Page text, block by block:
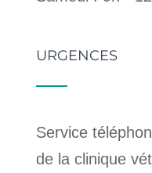
URGENCES
Service
de la clinique